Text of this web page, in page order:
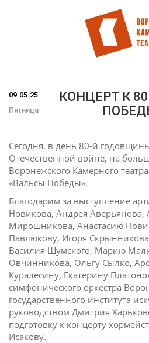
09.05.25
Пятница
КОНЦЕРТ К
Сегодня, в день 80-й
Отечественной войне, на
Воронежского Камерного
«Вальсы Победы».
Благодарим за выступление
Новикова, Андрея Аверьянова,
Мирошникова, Анастасию
Павлюкову, Игоря
Василия Шумского, Марию
Овчинникова, Ольгу Сылко,
Куралесину, Екатерину
симфонического оркестра
государственного института
руководством Дмитрия
подготовку к концерту
Исакову.